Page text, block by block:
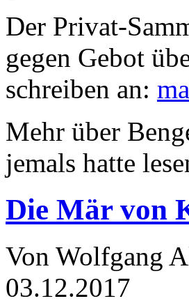
Der Privat-
gegen Gebot
schreiben an:
Mehr über
jemals hatte
Die Mär von
Von Wolfgang
03.12.2017